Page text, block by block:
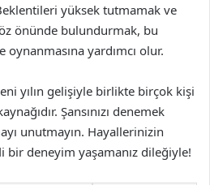
yüksek tutmamak ve
önünde bulundurmak, bu
yardımcı olur.
yılın gelişiyle birlikte birçok kişi
Şansınızı denemek
unutmayın. Hayallerinizin
bir deneyim yaşamanız dileğiyle!